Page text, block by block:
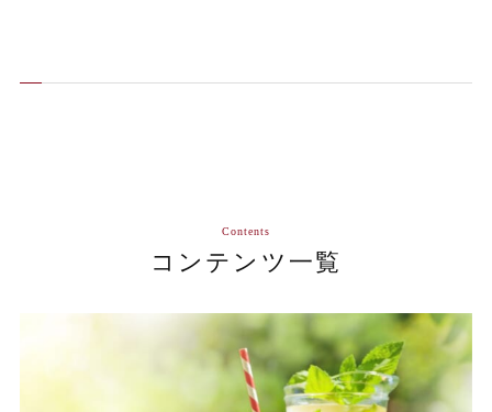
コンテンツ一覧
Contents